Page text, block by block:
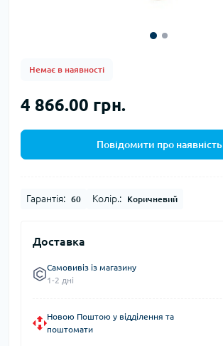
Немає в наявності
4 866.00 грн.
Повідомити про наявність
Гарантія: 60 Колір.: Коричневий
Доставка
Самовивіз із магазину
1-2 дні
Новою Поштою у відділення та
поштомати